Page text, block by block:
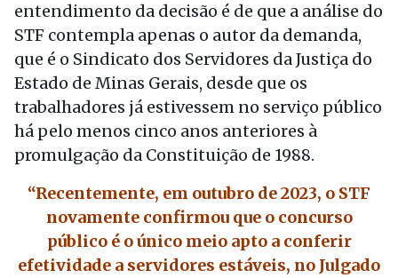
entendimento da decisão é de que a análise do
STF contempla apenas o autor da demanda,
que é o Sindicato dos Servidores da Justiça do
Estado de Minas Gerais, desde que os
trabalhadores já estivessem no serviço público
há pelo menos cinco anos anteriores à
promulgação da Constituição de 1988.
“Recentemente, em outubro de 2023, o STF
novamente confirmou que o concurso
público é o único meio apto a conferir
efetividade a servidores estáveis, no Julgado